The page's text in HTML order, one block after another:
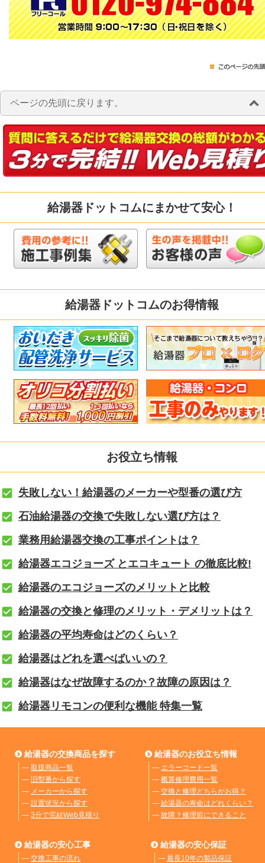
ページの先頭に戻ります。
給湯器ドットコムにまかせて安心！
給湯器ドットコムのお得情報
お役立ち情報
失敗しない！給湯器のメーカーや型番の選び方
石油給湯器の交換で失敗しない選び方は？
業務用給湯器交換の工事ポイントは？
給湯器エコジョーズ とエコキュート の徹底比較!
給湯器のエコジョーズのメリットと比較
給湯器の交換と修理のメリット・デメリットは？
給湯器の平均寿命はどのくらい？
給湯器はどれを選べばいいの？
給湯器はなぜ故障するのか？故障の原因は？
給湯器リモコンの便利な機能 特集一覧
給湯器の交換商品を探す
― 取扱商品一覧
― 旧型番から探す
― メーカーから探す
― 設置状況から探す
― 3分で完結Web見積り
給湯器のお役立ち情報
― エラーコード一覧
― 概算修理費用一覧
― 交換と修理どちらがお得？
― 給湯器の寿命はどれくらい？
― 故障？修理前にできること
給湯器の安心工事
― 交換工事の流れ
給湯器の安心保証
― 最長10年の製品保証